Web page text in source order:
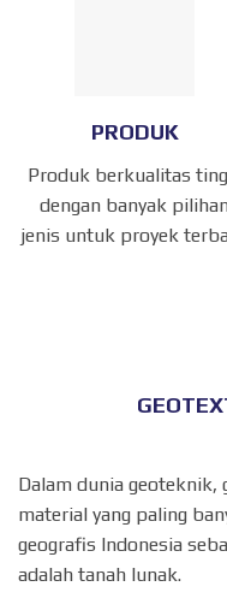
PRODUK
Produk berkualitas
dengan banyak
jenis untuk proyek
Dalam dunia geoteknik,
material yang paling
geografis Indonesia
adalah tanah lunak.